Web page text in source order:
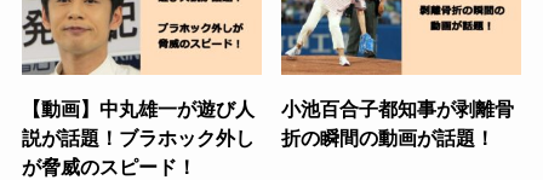
【動画】中丸雄一が遊び人
説が話題！ブラホック外し
が脅威のスピード！
小池百合子都知事が剥離骨
折の瞬間の動画が話題！